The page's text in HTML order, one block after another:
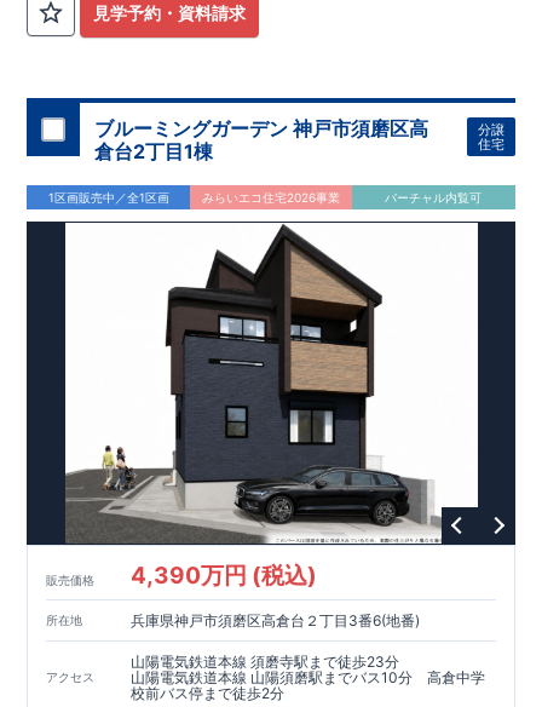
見学予約・資料請求
ブルーミングガーデン 神戸市須磨区高
倉台2丁目1棟
分譲
住宅
1区画販売中／全1区画 みらいエコ住宅2026事業 バーチャル内覧可
販売価格 4,390万円 (税込)
所在地 兵庫県神戸市須磨区高倉台２丁目3番6(地番)
アクセス
山陽電気鉄道本線 須磨寺駅まで徒歩23分
山陽電気鉄道本線 山陽須磨駅までバス10分 高倉中学
校前バス停まで徒歩2分